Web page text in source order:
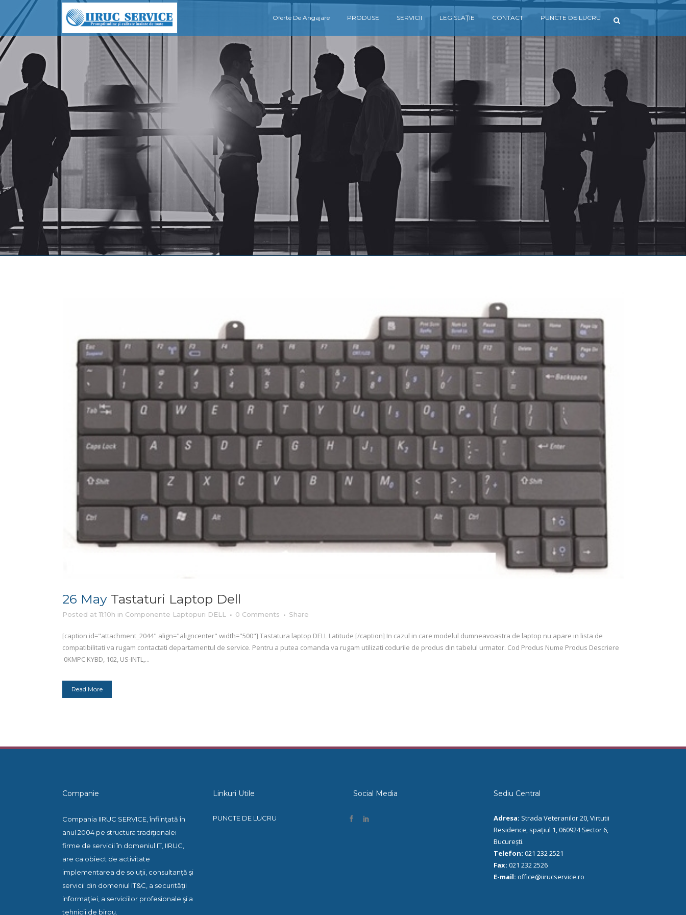
Oferte De Angajare PRODUSE SERVICII LEGISLAŢIE CONTACT PUNCTE DE LUCRU
26 May Tastaturi Laptop Dell
Posted at 11:10h in Componente Laptopuri DELL 0 Comments Share
[caption id="attachment_2044" align="aligncenter" width="500"] Tastatura laptop DELL Latitude [/caption] In cazul in care modelul dumneavoastra de laptop nu apare in lista de
compatibilitati va rugam contactati departamentul de service. Pentru a putea comanda va rugam utilizati codurile de produs din tabelul urmator. Cod Produs Nume Produs Descriere
0KMPC KYBD, 102, US-INTL,...
Read More
Companie
Compania IIRUC SERVICE, înfiinţată în
anul 2004 pe structura tradiţionalei
firme de servicii în domeniul IT, IIRUC,
are ca obiect de activitate
implementarea de soluţii, consultanţă şi
servicii din domeniul IT&C, a securităţii
informaţiei, a serviciilor profesionale şi a
tehnicii de birou.
Linkuri Utile
PUNCTE DE LUCRU
Social Media Sediu Central
Adresa: Strada Veteranilor 20, Virtutii
Residence, spațiul 1, 060924 Sector 6,
București.
Telefon: 021 232 2521
Fax: 021 232 2526
E-mail: office@iirucservice.ro